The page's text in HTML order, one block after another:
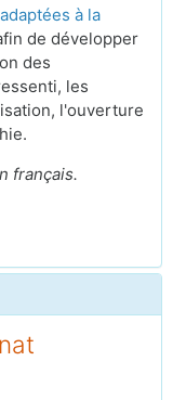
à la
de développer
des
les
l'ouverture
français.